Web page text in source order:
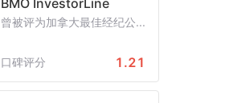
BMO InvestorLine
曾被评为加拿大最佳经纪公...
口碑评分 1.21